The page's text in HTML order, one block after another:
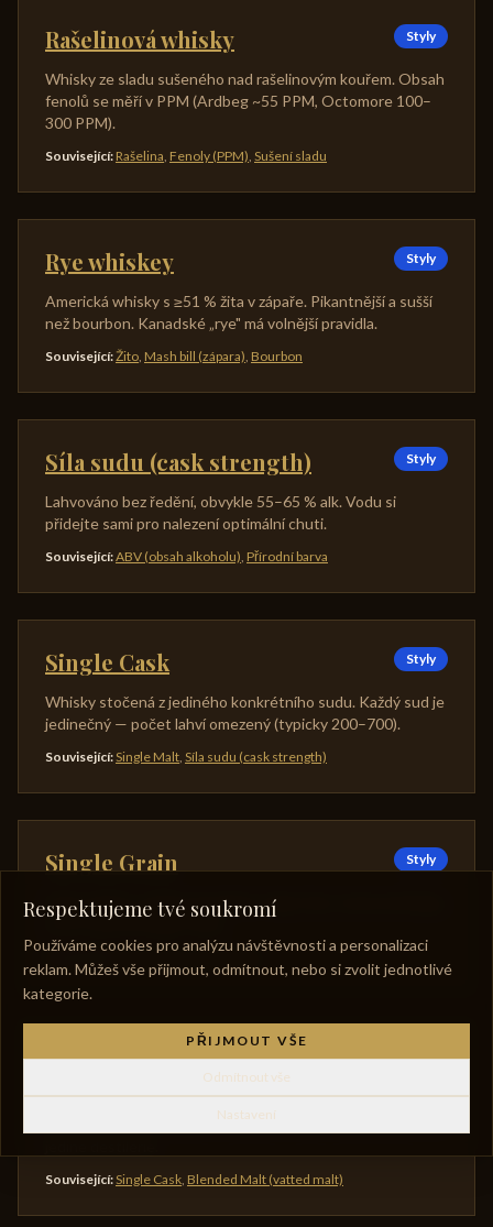
Rašelinová whisky Styly
Whisky ze sladu sušeného nad rašelinovým kouřem. Obsah
fenolů se měří v PPM (Ardbeg ~55 PPM, Octomore 100–
300 PPM).
Související: Rašelina, Fenoly (PPM), Sušení sladu
Rye whiskey Styly
Americká whisky s ≥51 % žita v zápaře. Pikantnější a sušší
než bourbon. Kanadské „rye" má volnější pravidla.
Související:Žito, Mash bill (zápara), Bourbon
Síla sudu (cask strength) Styly
Lahvováno bez ředění, obvykle 55–65 % alk. Vodu si
přidejte sami pro nalezení optimální chuti.
Související:ABV (obsah alkoholu), Přírodní barva
Single Cask Styly
Whisky stočená z jediného konkrétního sudu. Každý sud je
jedinečný — počet lahví omezený (typicky 200–700).
Související:Single Malt, Síla sudu (cask strength)
Single Grain Styly
Grain whisky z jediné destilérie. Haig Club, Cameronbridge,
Loch Lomond Single Grain.
Grain whisky Single Malt
Single Malt Styly
Whisky ze 100% sladového ječmene z jedné destilérie
destilovaná v pot stillech. Může jít o směs sudů, ale jen z té
Související:Single Cask, Blended Malt (vatted malt)
Respektujeme tvé soukromí
Používáme cookies pro analýzu návštěvnosti a personalizaci
reklam. Můžeš vše přijmout, odmítnout, nebo si zvolit jednotlivé
kategorie.
PŘIJMOUT VŠE
Odmítnout vše
Nastavení